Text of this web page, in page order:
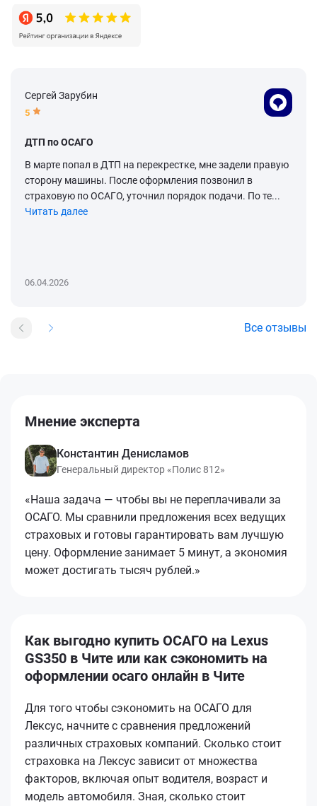
Сергей Зарубин
5
ДТП по ОСАГО
В марте попал в ДТП на перекрестке, мне задели правую
сторону машины. После оформления позвонил в
страховую по ОСАГО, уточнил порядок подачи. По те...
Читать далее
06.04.2026
Все отзывы
Мнение эксперта
Константин Денисламов
Генеральный директор «Полис 812»
«Наша задача — чтобы вы не переплачивали за
ОСАГО. Мы сравнили предложения всех ведущих
страховых и готовы гарантировать вам лучшую
цену. Оформление занимает 5 минут, а экономия
может достигать тысяч рублей.»
Как выгодно купить ОСАГО на Lexus
GS350 в Чите или как сэкономить на
оформлении осаго онлайн в Чите
Для того чтобы сэкономить на ОСАГО для
Лексус, начните с сравнения предложений
различных страховых компаний. Сколько стоит
страховка на Лексус зависит от множества
факторов, включая опыт водителя, возраст и
модель автомобиля. Зная, сколько стоит